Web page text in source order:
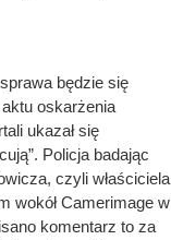
będzie się
oskarżenia
ukazał się
Policja badając
czyli właściciela
wokół Camerimage w
komentarz to za